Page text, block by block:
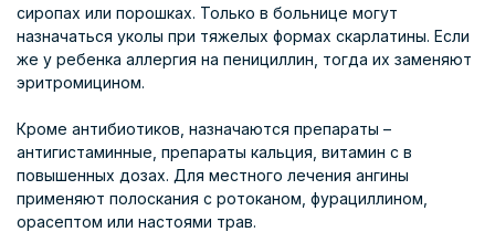
сиропах или порошках. Только в больнице могут
назначаться уколы при тяжелых формах скарлатины. Если
же у ребенка аллергия на пенициллин, тогда их заменяют
эритромицином.
Кроме антибиотиков, назначаются препараты –
антигистаминные, препараты кальция, витамин с в
повышенных дозах. Для местного лечения ангины
применяют полоскания с ротоканом, фурациллином,
орасептом или настоями трав.